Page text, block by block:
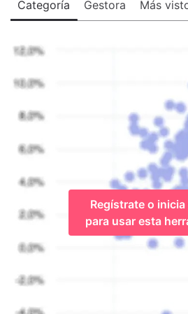
Categoría Gestora Más
Regístrate o
para usar esta